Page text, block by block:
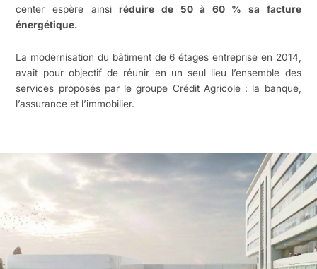
center espère ainsiréduire de 50 à 60 % sa facture
énergétique.
La modernisation du bâtiment de 6 étages entreprise en 2014,
avait pour objectif de réunir en un seul lieu l’ensemble des
services proposés par le groupe Crédit Agricole : la banque,
l’assurance et l’immobilier.